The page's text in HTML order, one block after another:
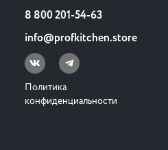
8 800 201-54-63
info@profkitchen.store
Политика
конфиденциальности